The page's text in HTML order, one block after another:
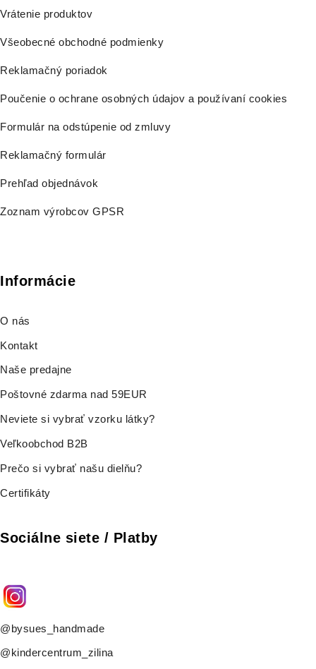
Vrátenie produktov
Všeobecné obchodné podmienky
Reklamačný poriadok
Poučenie o ochrane osobných údajov a používaní cookies
Formulár na odstúpenie od zmluvy
Reklamačný formulár
Prehľad objednávok
Zoznam výrobcov GPSR
Informácie
O nás
Kontakt
Naše predajne
Poštovné zdarma nad 59EUR
Neviete si vybrať vzorku látky?
Veľkoobchod B2B
Prečo si vybrať našu dielňu?
Certifikáty
Sociálne siete / Platby
@bysues_handmade
@kindercentrum_zilina